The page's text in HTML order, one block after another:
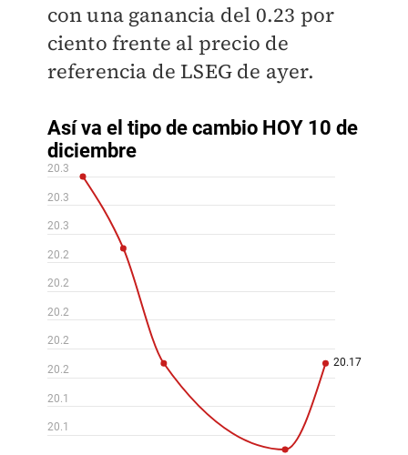
con una ganancia del 0.23 por
ciento frente al precio de
referencia de LSEG de ayer.